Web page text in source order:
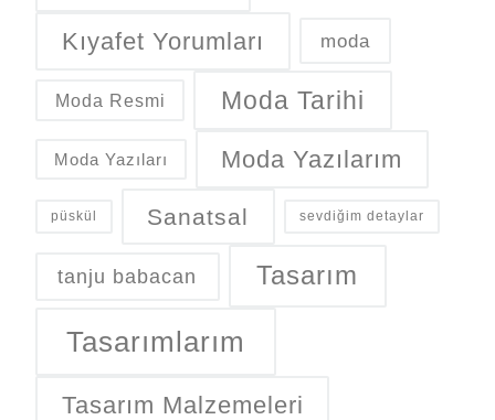
Kıyafet Yorumları moda
Moda Resmi Moda Tarihi
Moda Yazıları Moda Yazılarım
püskül Sanatsal sevdiğim detaylar
tanju babacan Tasarım
Tasarımlarım
Tasarım Malzemeleri